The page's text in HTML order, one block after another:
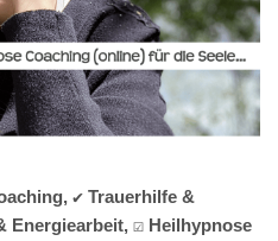
✔️ Trauerhilfe &
Energiearbeit, ☑️ Heilhypnose